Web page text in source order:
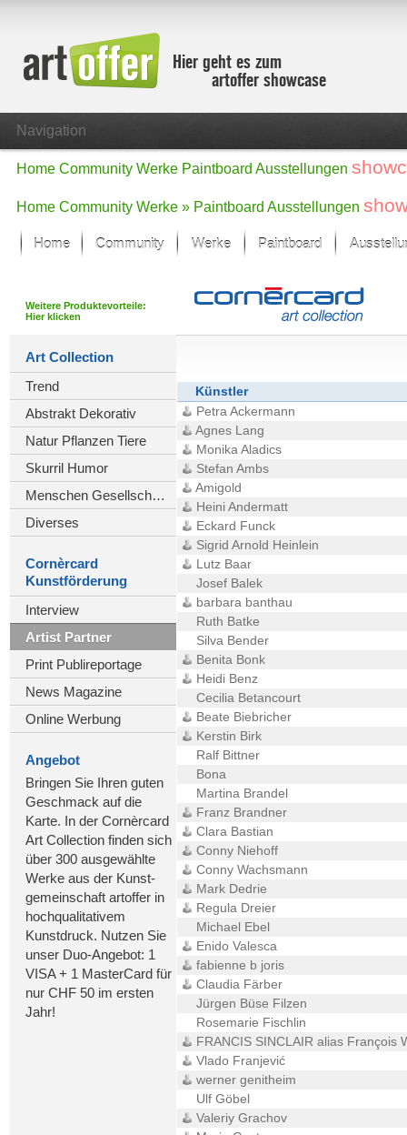
Hier geht es zum
artoffer showcase
Navigation
Home Community Werke Paintboard Ausstellungen
Home Community Werke » Paintboard Ausstellungen
Home Community Werke
Der letzte Monat im Fokus
Alle Fokus-Werke
Neue Werke – Auswahl
Alle neuen Werke
Paintboard
Weitere Produktevorteile:
Hier klicken
Art Collection
Trend
Abstrakt Dekorativ
Natur Pflanzen Tiere
Skurril Humor
Menschen Gesellschaft
Diverses
Cornèrcard
Kunstförderung
Interview
Artist Partner
Print Publireportage
News Magazine
Online Werbung
Angebot
Bringen Sie Ihren guten
Geschmack auf die
Karte. In der Cornèrcard
Art Collection finden sich
über 300 ausgewählte
Werke aus der Kunst-
gemeinschaft artoffer in
hochqualitativem
Kunstdruck. Nutzen Sie
unser Duo-Angebot: 1
VISA + 1 MasterCard für
nur CHF 50 im ersten
Jahr!
Künstler
Petra Ackermann
Agnes Lang
Monika Aladics
Stefan Ambs
Amigold
Heini Andermatt
Eckard Funck
Sigrid Arnold Heinlein
Lutz Baar
Josef Balek
barbara banthau
Ruth Batke
Silva Bender
Benita Bonk
Heidi Benz
Cecilia Betancourt
Beate Biebricher
Kerstin Birk
Ralf Bittner
Bona
Martina Brandel
Franz Brandner
Clara Bastian
Conny Niehoff
Conny Wachsmann
Mark Dedrie
Regula Dreier
Michael Ebel
Enido Valesca
fabienne b joris
Claudia Färber
Jürgen Büse Filzen
Rosemarie Fischlin
FRANCIS SINCLAIR alias François
Vlado Franjević
werner genitheim
Ulf Göbel
Valeriy Grachov